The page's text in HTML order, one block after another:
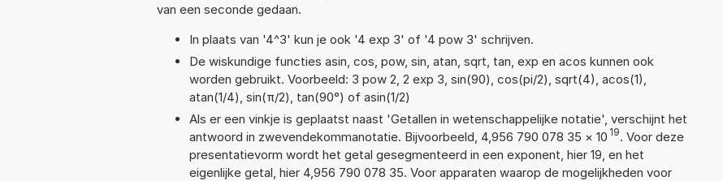
van een seconde gedaan.
In plaats van '4^3' kun je ook '4 exp 3' of '4 pow 3' schrijven.
De wiskundige functies asin, cos, pow, sin, atan, sqrt, tan, exp en acos kunnen ook
worden gebruikt. Voorbeeld: 3 pow 2, 2 exp 3, sin(90), cos(pi/2), sqrt(4), acos(1),
atan(1/4), sin(π/2), tan(90°) of asin(1/2)
Als er een vinkje is geplaatst naast 'Getallen in wetenschappelijke notatie', verschijnt het
antwoord in zwevendekommanotatie. Bijvoorbeeld, 4,956 790 078 35 × 10 19. Voor deze
presentatievorm wordt het getal gesegmenteerd in een exponent, hier 19, en het
eigenlijke getal, hier 4,956 790 078 35. Voor apparaten waarop de mogelijkheden voor